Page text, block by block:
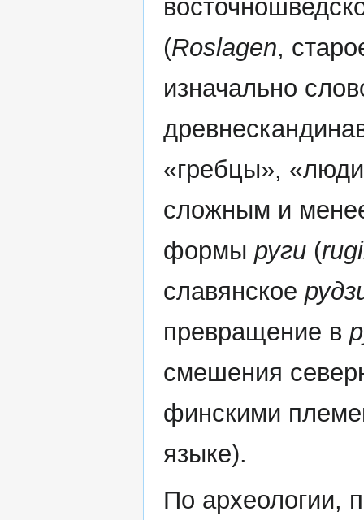
(Roslagen,
изначально
«гребцы»,
сложным и
формы руги (
славянское
превращение в
смешения
финскими
языке).
По археологии,